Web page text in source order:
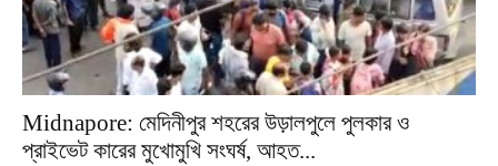
Midnapore: মেদিনীপুর শহরের উড়ালপুলে পুলকার ও
প্রাইভেট কারের মুখোমুখি সংঘর্ষ, আহত...